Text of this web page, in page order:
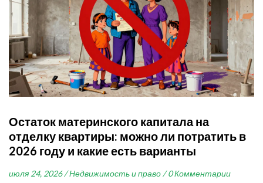
Остаток материнского капитала на
отделку квартиры: можно ли потратить в
2026 году и какие есть варианты
июля 24, 2026 / Недвижимость и право / 0 Комментарии